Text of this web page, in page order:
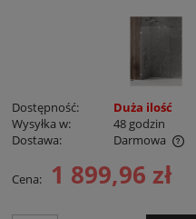
Dostępność:
Duża ilość
Wysyłka w:
48 godzin
Dostawa:
Darmowa
Cena: 1 899,96 zł